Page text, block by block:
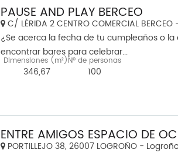
PAUSE AND PLAY BERCEO
C/ LÉRIDA 2 CENTRO COMERCIAL
¿Se acerca la fecha de tu cumpleaños o
encontrar bares para celebrar...
Dimensiones (m²)
346,67
Nº de personas
100
ENTRE AMIGOS ESPACIO DE
PORTILLEJO 38, 26007 LOGROÑO -